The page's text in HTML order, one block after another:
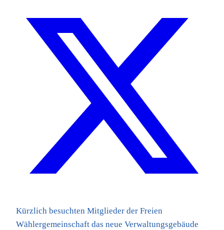
Kürzlich besuchten Mitglieder der Freien
Wählergemeinschaft das neue Verwaltungsgebäude